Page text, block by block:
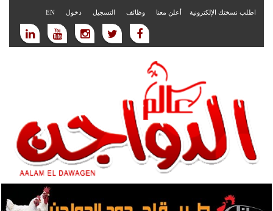
اطلب نسختك الإلكترونية أعلن معنا وظائف التسجيل دخول EN